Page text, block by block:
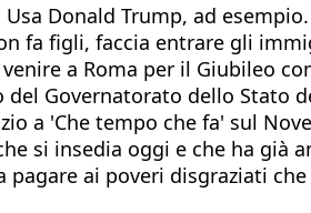
Donald Trump, ad
fa figli, faccia entrare gli
a Roma per il Giubileo
Governatorato dello Stato
a 'Che tempo che fa' sul
si insedia oggi e che ha già
ai poveri disgraziati